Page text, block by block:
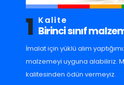
1 Kalite
Birinci sınıf
İmalat için yüklü alım
malzemeyi uyguna alabiliriz.
kalitesinden ödün vermeyiz.